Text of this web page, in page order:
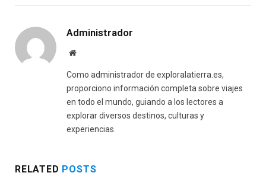
Administrador
Website
Como administrador de exploralatierra.es,
proporciono información completa sobre viajes
en todo el mundo, guiando a los lectores a
explorar diversos destinos, culturas y
experiencias.
RELATED POSTS